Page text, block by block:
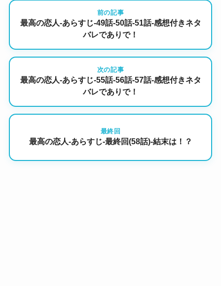
前の記事
最高の恋人-あらすじ-49話-50話-51話-感想付きネタ
バレでありで！
次の記事
最高の恋人-あらすじ-55話-56話-57話-感想付きネタ
バレでありで！
最終回
最高の恋人-あらすじ-最終回(58話)-結末は！？